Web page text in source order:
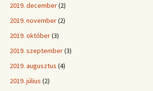
2019. december(2)
2019. november(2)
2019. október(3)
2019. szeptember(3)
2019. augusztus (4)
2019. július (2)